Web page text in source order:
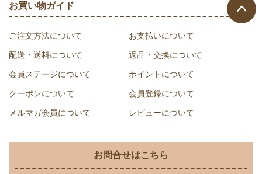
お買い物ガイド
ご注文方法について お支払いについて
配送・送料について 返品・交換について
会員ステージについて ポイントについて
クーポンについて 会員登録について
メルマガ会員について レビューについて
お問合せはこちら